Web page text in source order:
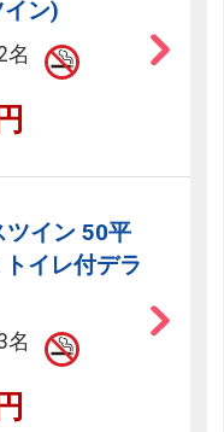
ン)
名
ツイン 50平
イレ付デラ
名